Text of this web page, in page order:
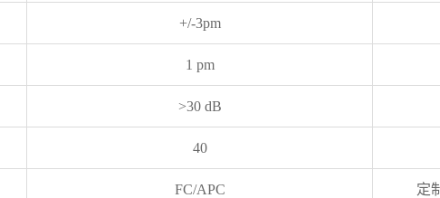
+/-3pm
1 pm
>30 dB
40
FC/APC 定